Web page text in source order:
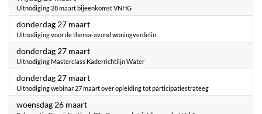
Uitnodiging 28 maart bijeenkomst VNHG
donderdag 27 maart2025
Uitnodiging voor de thema-avond woningverdelin
donderdag 27 maart2025
Uitnodiging Masterclass Kaderrichtlijn Water
donderdag 27 maart2025
Uitnodiging webinar 27 maart over opleiding tot participatiestrateeg
woensdag 26 maart2025